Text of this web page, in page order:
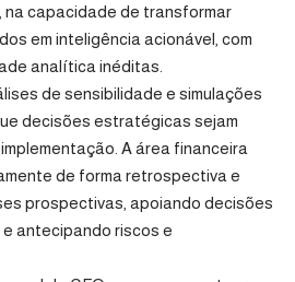
na capacidade de transformar
em inteligência acionável, com
analítica inéditas.
de sensibilidade e simulações
decisões estratégicas sejam
A área financeira
de forma retrospectiva e
prospectivas, apoiando decisões
antecipando riscos e